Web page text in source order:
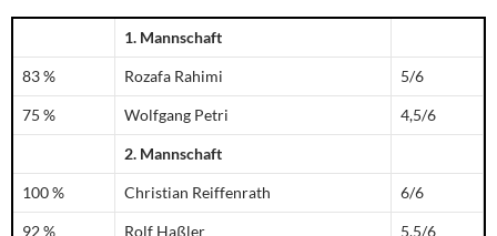
1. Mannschaft
83 % Rozafa Rahimi 5/6
75 % Wolfgang Petri 4,5/6
2. Mannschaft
100 % Christian Reiffenrath 6/6
92 % Rolf Haßler 5,5/6